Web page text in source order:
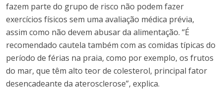
fazem parte do grupo de risco não podem fazer
exercícios físicos sem uma avaliação médica prévia,
assim como não devem abusar da alimentação. “É
recomendado cautela também com as comidas típicas do
período de férias na praia, como por exemplo, os frutos
do mar, que têm alto teor de colesterol, principal fator
desencadeante da aterosclerose”, explica.